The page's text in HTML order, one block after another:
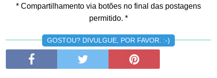
* Compartilhamento via botões no final das postagens
permitido. *
GOSTOU? DIVULGUE, POR FAVOR. :-)